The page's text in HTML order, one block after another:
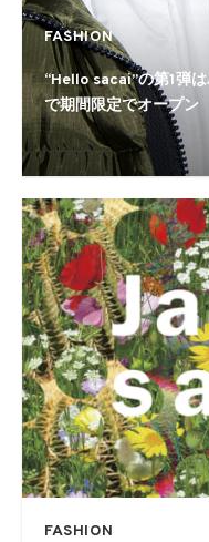
FASHION
“Hello sacai”の第1弾
で期間限定でオープン
FASHION